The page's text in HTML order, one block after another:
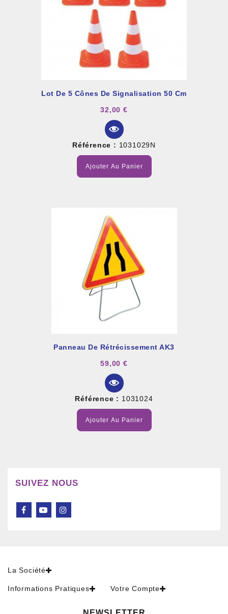
Lot De 5 Cônes De Signalisation 50 Cm
32,00 €
Référence : 1031029N
Ajouter Au Panier
Panneau De Rétrécissement AK3
59,00 €
Référence : 1031024
Ajouter Au Panier
SUIVEZ NOUS
La Société
Informations Pratiques Votre Compte